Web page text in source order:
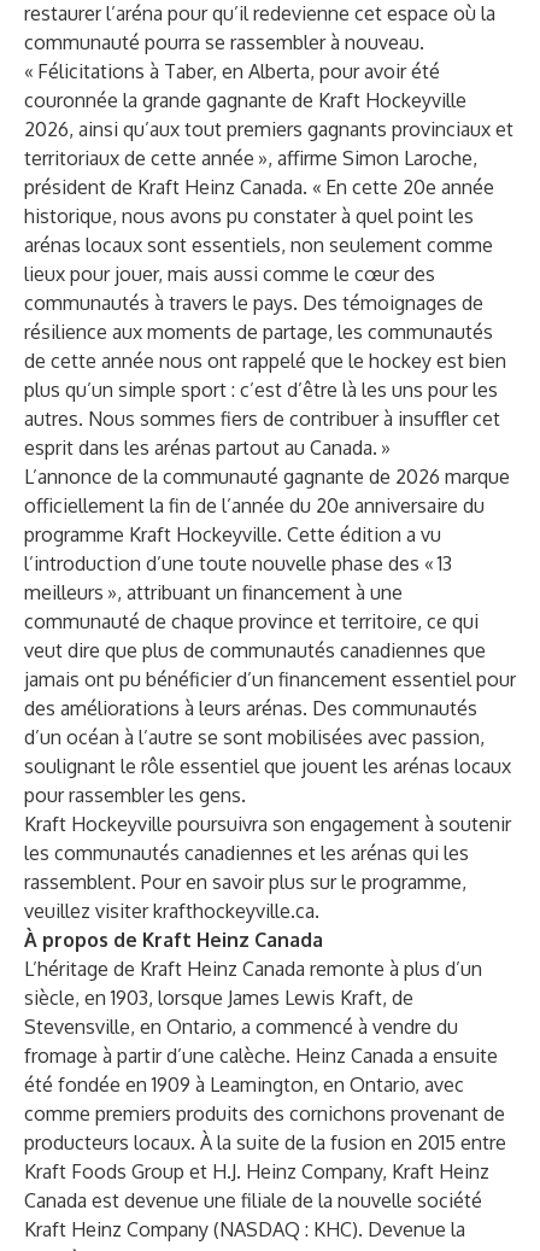
restaurer l’aréna pour qu’il redevienne cet espace où la
communauté pourra se rassembler à nouveau.
« Félicitations à Taber, en Alberta, pour avoir été
couronnée la grande gagnante de Kraft Hockeyville
2026, ainsi qu’aux tout premiers gagnants provinciaux et
territoriaux de cette année », affirme Simon Laroche,
président de Kraft Heinz Canada. « En cette 20e année
historique, nous avons pu constater à quel point les
arénas locaux sont essentiels, non seulement comme
lieux pour jouer, mais aussi comme le cœur des
communautés à travers le pays. Des témoignages de
résilience aux moments de partage, les communautés
de cette année nous ont rappelé que le hockey est bien
plus qu’un simple sport : c’est d’être là les uns pour les
autres. Nous sommes fiers de contribuer à insuffler cet
esprit dans les arénas partout au Canada. »
L’annonce de la communauté gagnante de 2026 marque
officiellement la fin de l’année du 20e anniversaire du
programme Kraft Hockeyville. Cette édition a vu
l’introduction d’une toute nouvelle phase des « 13
meilleurs », attribuant un financement à une
communauté de chaque province et territoire, ce qui
veut dire que plus de communautés canadiennes que
jamais ont pu bénéficier d’un financement essentiel pour
des améliorations à leurs arénas. Des communautés
d’un océan à l’autre se sont mobilisées avec passion,
soulignant le rôle essentiel que jouent les arénas locaux
pour rassembler les gens.
Kraft Hockeyville poursuivra son engagement à soutenir
les communautés canadiennes et les arénas qui les
rassemblent. Pour en savoir plus sur le programme,
veuillez visiterkrafthockeyville.ca.
À propos de Kraft Heinz Canada
L’héritage de Kraft Heinz Canada remonte à plus d’un
siècle, en 1903, lorsque James Lewis Kraft, de
Stevensville, en Ontario, a commencé à vendre du
fromage à partir d’une calèche. Heinz Canada a ensuite
été fondée en 1909 à Leamington, en Ontario, avec
comme premiers produits des cornichons provenant de
producteurs locaux. À la suite de la fusion en 2015 entre
Kraft Foods Group et H.J. Heinz Company, Kraft Heinz
Canada est devenue une filiale de la nouvelle société
Kraft Heinz Company (NASDAQ : KHC). Devenue la